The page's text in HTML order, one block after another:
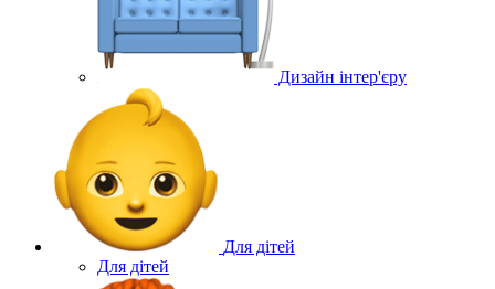
Дизайн інтер'єру
Для дітей
Для дітей